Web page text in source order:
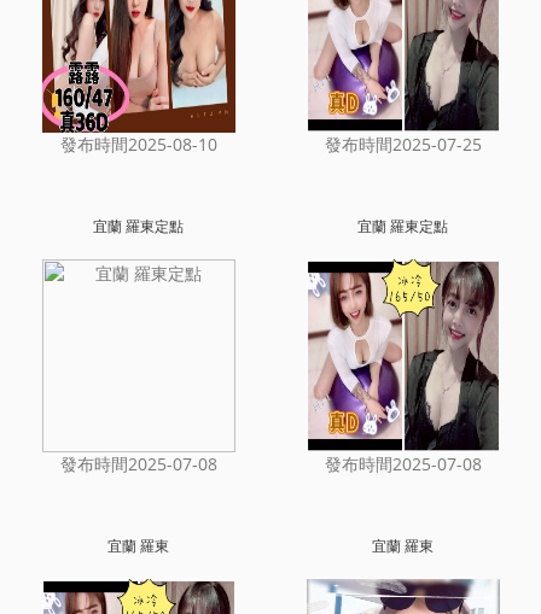
發布時間2025-08-10 發布時間2025-07-25
宜蘭 羅東定點
發布時間2025-07-08
宜蘭 羅東定點
發布時間2025-07-08
宜蘭 羅東 宜蘭 羅東